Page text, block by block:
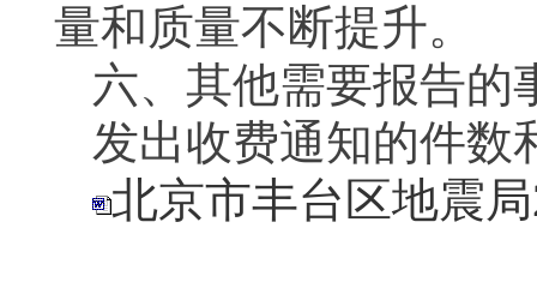
量和质量不断提升。
六、其他需要报告的
发出收费通知的件数
北京市丰台区地震